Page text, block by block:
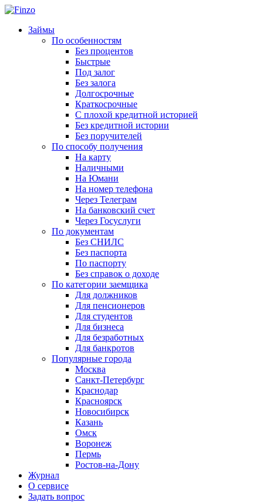
Займы
По особенностям
Без процентов
Быстрые
Под залог
Без залога
Долгосрочные
Краткосрочные
С плохой кредитной историей
Без кредитной истории
Без поручителей
По способу получения
На карту
Наличными
На Юмани
На номер телефона
Через Телеграм
На банковский счет
Через Госуслуги
По документам
Без СНИЛС
Без паспорта
По паспорту
Без справок о доходе
По категории заемщика
Для должников
Для пенсионеров
Для студентов
Для бизнеса
Для безработных
Для банкротов
Популярные города
Москва
Санкт-Петербург
Краснодар
Красноярск
Новосибирск
Казань
Омск
Воронеж
Пермь
Ростов-на-Дону
Журнал
О сервисе
Задать вопрос